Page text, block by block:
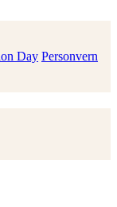
Day Personvern